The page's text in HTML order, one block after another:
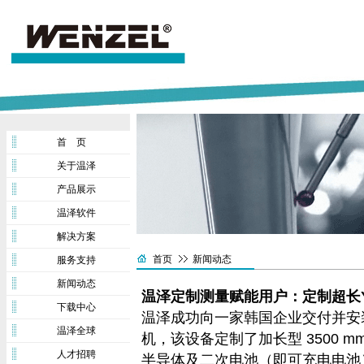
首 页
关于温泽
产品展示
温泽软件
解决方案
服务支持
新闻动态
下载中心
温泽全球
人才招聘
首页 新闻动态
温泽定制测量赋能用户：定制超
温泽成功向一家韩国企业交付并
机，该设备定制了加长型 3500
半导体及二次电池（即可充电电